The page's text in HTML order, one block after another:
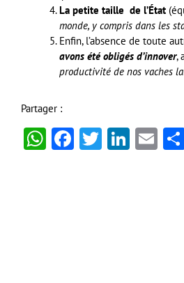
La petite taille de l’État
monde, y compris dans les
Enfin, l’absence de toute
avons été obligés d’innover,
productivité de nos vaches
Partager :
WhatsApp
Facebook
Twitter